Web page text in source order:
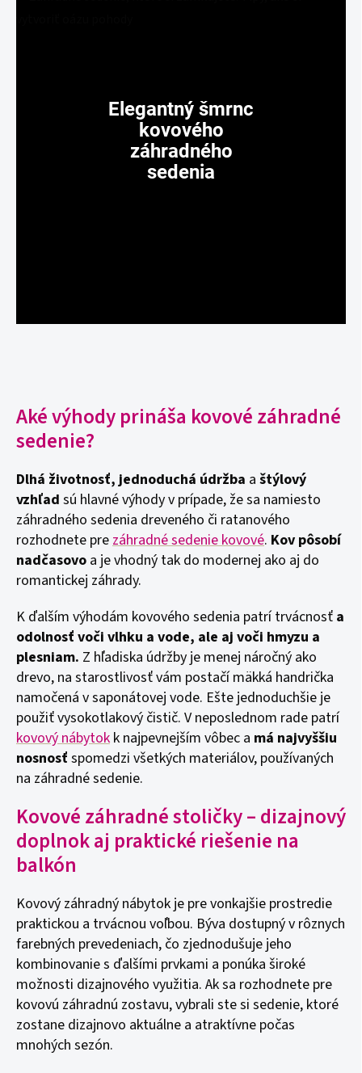
Elegantný šmrnc
kovového
záhradného
sedenia
Aké výhody prináša kovové záhradné
sedenie?
Dlhá životnosť, jednoduchá údržba a štýlový
vzhľad sú hlavné výhody v prípade, že sa namiesto
záhradného sedenia dreveného či ratanového
rozhodnete prezáhradné sedenie kovové. Kov pôsobí
nadčasovo a je vhodný tak do modernej ako aj do
romantickej záhrady.
K ďalším výhodám kovového sedenia patrí trvácnosť a
odolnosť voči vlhku a vode, ale aj voči hmyzu a
plesniam. Z hľadiska údržby je menej náročný ako
drevo, na starostlivosť vám postačí mäkká handrička
namočená v saponátovej vode. Ešte jednoduchšie je
použiť vysokotlakový čistič. V neposlednom rade patrí
kovový nábytok k najpevnejším vôbec a má najvyššiu
nosnosť spomedzi všetkých materiálov, používaných
na záhradné sedenie.
Kovové záhradné stoličky – dizajnový
doplnok aj praktické riešenie na
balkón
Kovový záhradný nábytok je pre vonkajšie prostredie
praktickou a trvácnou voľbou. Býva dostupný v rôznych
farebných prevedeniach, čo zjednodušuje jeho
kombinovanie s ďalšími prvkami a ponúka široké
možnosti dizajnového využitia. Ak sa rozhodnete pre
kovovú záhradnú zostavu, vybrali ste si sedenie, ktoré
zostane dizajnovo aktuálne a atraktívne počas
mnohých sezón.